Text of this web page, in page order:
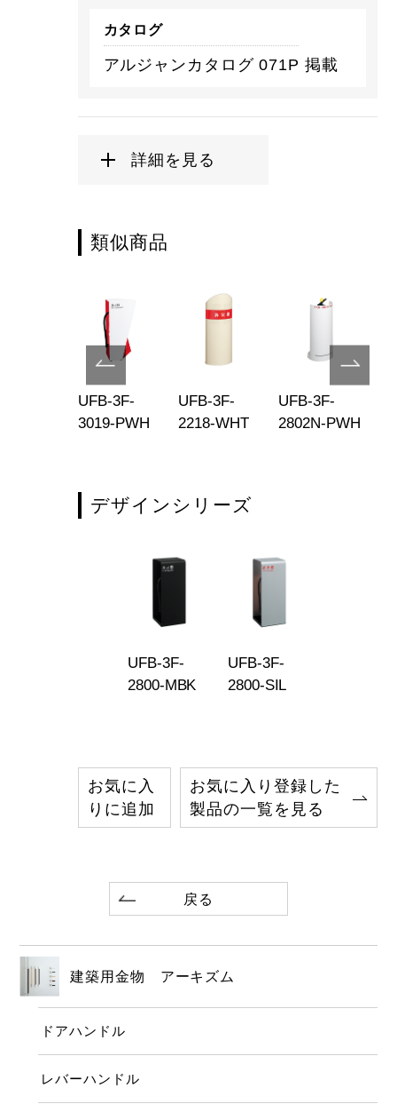
カタログ
アルジャンカタログ 071P 掲載
詳細を見る
類似商品
UFB-3F-
3019-PWH
UFB-3F-
2218-WHT
UFB-3F-
2802N-PWH
デザインシリーズ
UFB-3F-
2800-MBK
UFB-3F-
2800-SIL
お気に入
りに追加
お気に入り登録した
製品の一覧を見る
戻る
建築用金物 アーキズム
ドアハンドル
レバーハンドル